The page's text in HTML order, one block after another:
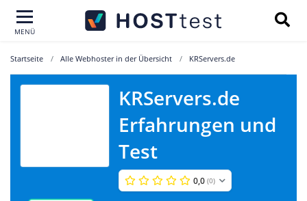
MENÜ
Startseite Alle Webhoster in der Übersicht KRServers.de
KRServers.de
Erfahrungen und
Test
0,0 (0)